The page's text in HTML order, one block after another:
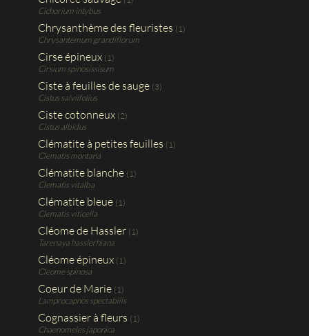
Cichorium intybus
Chrysanthème des fleuristes (1)
Chrysantemum grandiflorum
Cirse épineux (1)
Cirsium spinosissisum
Ciste à feuilles de sauge (3)
Cistus salviifolius
Ciste cotonneux (2)
Cistus albidus
Clématite à petites feuilles (1)
Clematis montana
Clématite blanche (1)
Clematis vitalba
Clématite bleue (1)
Clematis viticella
Cléome de Hassler (1)
Tarenaya hasslerhiana
Cléome épineux (1)
Cleome spinosa
Coeur de Marie (1)
Lamprocapnos spectabilis
Cognassier à fleurs (1)
Chaenomeles japonica